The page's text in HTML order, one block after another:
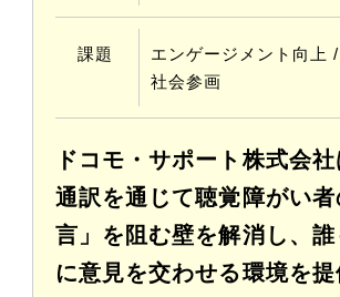
課題
エンゲージメント向上
社会参画
ドコモ・サポート株式会
通訳を通じて聴覚障がい
言」を阻む壁を解消し、
に意見を交わせる環境を